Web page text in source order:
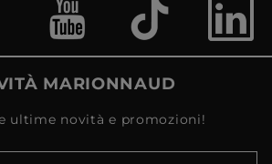
MARIONNAUD
ultime novità e promozioni!